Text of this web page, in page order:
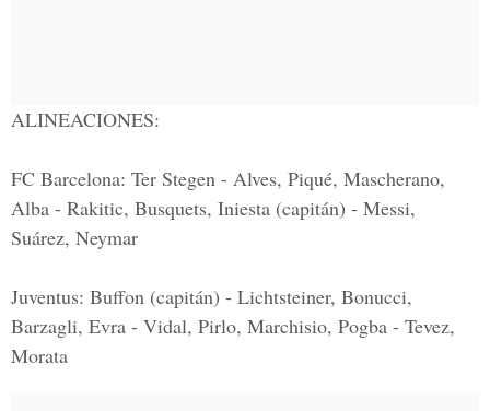
ALINEACIONES:
FC Barcelona: Ter Stegen - Alves, Piqué, Mascherano,
Alba - Rakitic, Busquets, Iniesta (capitán) - Messi,
Suárez, Neymar
Juventus: Buffon (capitán) - Lichtsteiner, Bonucci,
Barzagli, Evra - Vidal, Pirlo, Marchisio, Pogba - Tevez,
Morata